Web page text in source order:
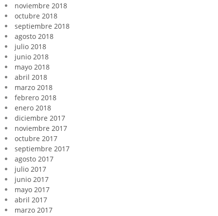
noviembre 2018
octubre 2018
septiembre 2018
agosto 2018
julio 2018
junio 2018
mayo 2018
abril 2018
marzo 2018
febrero 2018
enero 2018
diciembre 2017
noviembre 2017
octubre 2017
septiembre 2017
agosto 2017
julio 2017
junio 2017
mayo 2017
abril 2017
marzo 2017